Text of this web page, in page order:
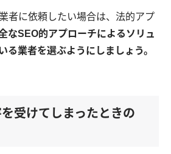
者に依頼したい場合は、法的アプ
なSEO的アプローチによるソリュ
る業者を選ぶようにしましょう。
受けてしまったときの